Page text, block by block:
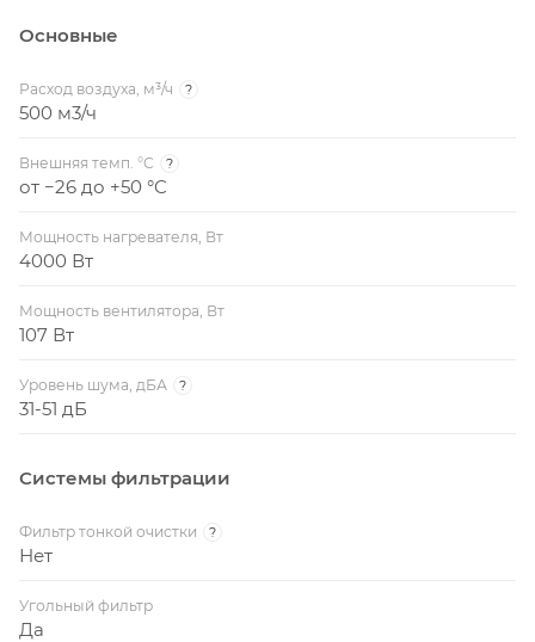
Основные
Расход воздуха, м³/ч ?
500 м3/ч
Внешняя темп. °C ?
от −26 до +50 °C
Мощность нагревателя, Вт
4000 Вт
Мощность вентилятора, Вт
107 Вт
Уровень шума, дБА ?
31-51 дБ
Системы фильтрации
Фильтр тонкой очистки ?
Нет
Угольный фильтр
Да